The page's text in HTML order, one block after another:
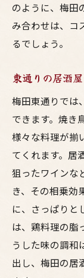
東通
梅田
地鶏
特別
居酒
居心地の
む夜
東通
梅田
鳥料
居心
のように、梅田
み合わせは、コ
るでしょう。
東通りの居酒
梅田東通りでは
できます。焼き
様々な料理が揃
てくれます。居
狙ったワインな
き、その相乗効
に、さっぱりと
は、鶏料理の脂
うした味の調和
出し、梅田の居